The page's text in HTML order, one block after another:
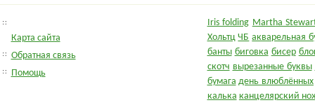
Карта сайта
Обратная связь
Помощь
Iris folding Martha
Хольтц ЧБ акварельная
банты биговка бисер
скотч вырезанные буквы
бумага день влюблённых
калька канцелярский